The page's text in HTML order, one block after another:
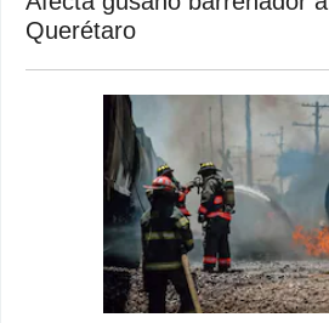
Querétaro